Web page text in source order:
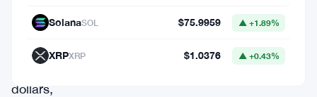
milliards
dollars,
SolanaSOL $75.9959 ▲ +1.89%
XRPXRP $1.0376 ▲ +0.43%